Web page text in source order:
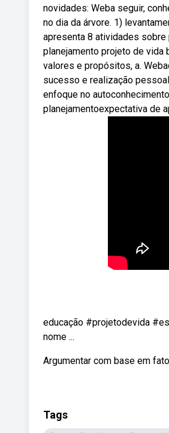
novidades: Weba seguir,
no dia da árvore. 1)
apresenta 8 atividades sobre
planejamento projeto de
valores e propósitos, a.
sucesso e realização
enfoque no
planejamentoexpectativa de
educação #projetodevida
nome ...
Argumentar com base em
Tags